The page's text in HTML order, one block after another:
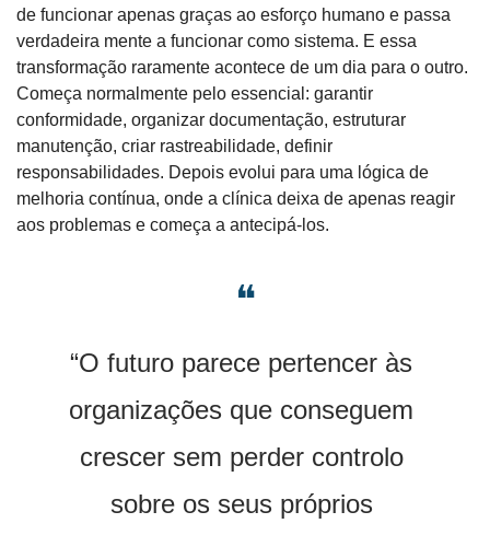
de funcionar apenas graças ao esforço humano e passa
verdadeira mente a funcionar como sistema. E essa
transformação raramente acontece de um dia para o outro.
Começa normalmente pelo essencial: garantir
conformidade, organizar documentação, estruturar
manutenção, criar rastreabilidade, definir
responsabilidades. Depois evolui para uma lógica de
melhoria contínua, onde a clínica deixa de apenas reagir
aos problemas e começa a antecipá-los.
❝
“O futuro parece pertencer às
organizações que conseguem
crescer sem perder controlo
sobre os seus próprios